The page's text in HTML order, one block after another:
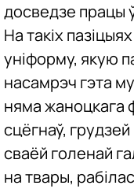
досведзе працы
На такіх
уніформу, якую
насамрэч гэта
няма жаноцкага
сцёгнаў,
сваёй голенай
на твары,